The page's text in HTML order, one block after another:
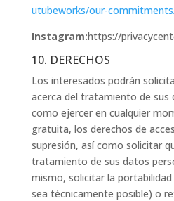
utubeworks/our-
Instagram:https://
10. DERECHOS
Los interesados podrán
acerca del tratamiento de sus
como ejercer en cualquier
gratuita, los derechos de
supresión, así como solicitar
tratamiento de sus datos
mismo, solicitar la
sea técnicamente posible) o